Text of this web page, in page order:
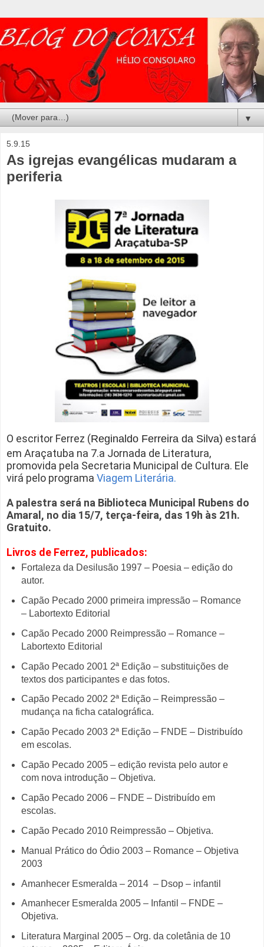
▼
5.9.15
As igrejas evangélicas mudaram a
periferia
O escritor Ferrez (Reginaldo Ferreira da Silva) estará
em Araçatuba na 7.a Jornada de Literatura,
promovida pela Secretaria Municipal de Cultura. Ele
virá pelo programa Viagem Literária.
A palestra será na Biblioteca Municipal Rubens do
Amaral, no dia 15/7, terça-feira, das 19h às 21h.
Gratuito.
Livros de Ferrez, publicados:
Fortaleza da Desilusão 1997 – Poesia – edição do
autor.
Capão Pecado 2000 primeira impressão – Romance
– Labortexto Editorial
Capão Pecado 2000 Reimpressão – Romance –
Labortexto Editorial
Capão Pecado 2001 2ª Edição – substituições de
textos dos participantes e das fotos.
Capão Pecado 2002 2ª Edição – Reimpressão –
mudança na ficha catalográfica.
Capão Pecado 2003 2ª Edição – FNDE – Distribuído
em escolas.
Capão Pecado 2005 – edição revista pelo autor e
com nova introdução – Objetiva.
Capão Pecado 2006 – FNDE – Distribuído em
escolas.
Capão Pecado 2010 Reimpressão – Objetiva.
Manual Prático do Ódio 2003 – Romance – Objetiva
2003
Amanhecer Esmeralda – 2014 – Dsop – infantil
Amanhecer Esmeralda 2005 – Infantil – FNDE –
Objetiva.
Literatura Marginal 2005 – Org. da coletânia de 10